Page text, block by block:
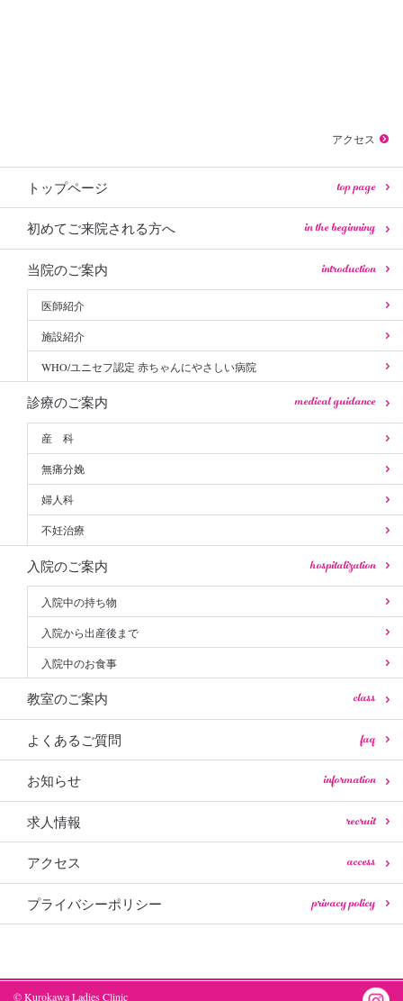
アクセス
トップページ top page
初めてご来院される方へ in the beginning
当院のご案内 introduction
医師紹介
施設紹介
WHO/ユニセフ認定 赤ちゃんにやさしい病院
診療のご案内 medical guidance
産 科
無痛分娩
婦人科
不妊治療
入院のご案内 hospitalization
入院中の持ち物
入院から出産後まで
入院中のお食事
教室のご案内 class
よくあるご質問 faq
お知らせ information
求人情報 recruit
アクセス access
プライバシーポリシー privacy policy
© Kurokawa Ladies Clinic